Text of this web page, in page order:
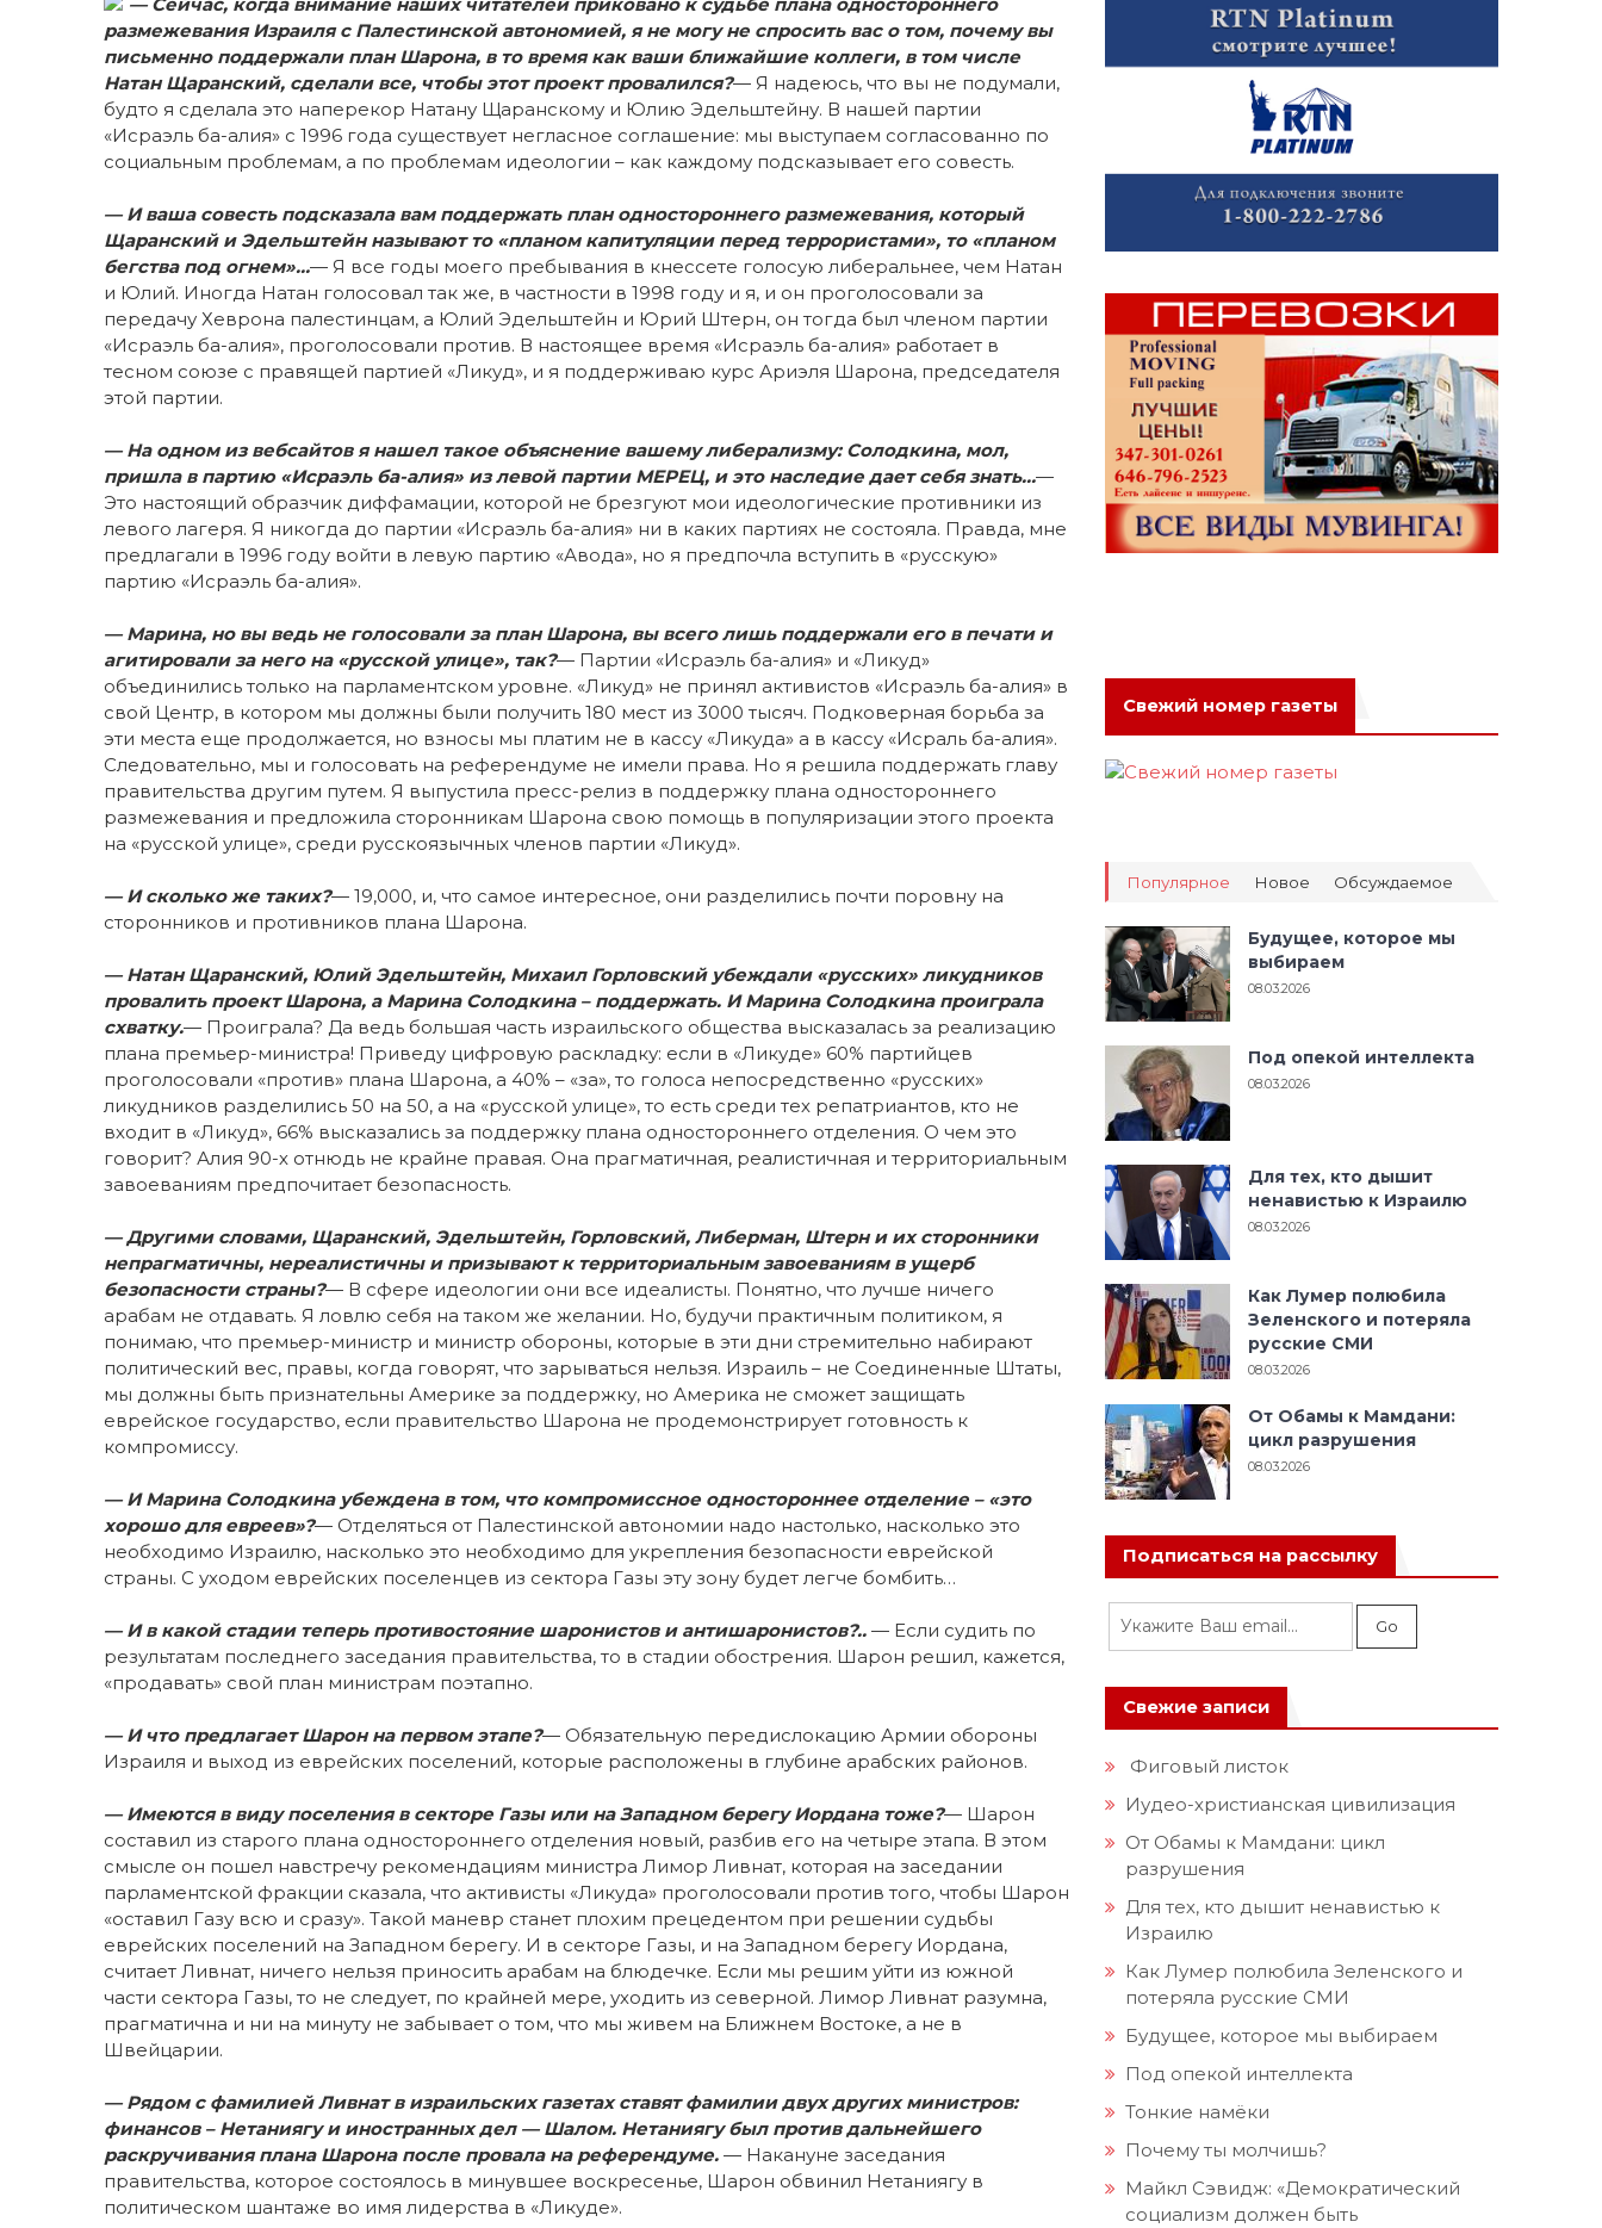
размежевания Израиля с Палестинской автономией, я не могу не спросить вас о том, почему вы
письменно поддержали план Шарона, в то время как ваши ближайшие коллеги, в том числе
Натан Щаранский, сделали все, чтобы этот проект провалился?— Я надеюсь, что вы не подумали,
будто я сделала это наперекор Натану Щаранскому и Юлию Эдельштейну. В нашей партии
«Исраэль ба-алия» с 1996 года существует негласное соглашение: мы выступаем согласованно по
социальным проблемам, а по проблемам идеологии – как каждому подсказывает его совесть.
— И ваша совесть подсказала вам поддержать план одностороннего размежевания, который
Щаранский и Эдельштейн называют то «планом капитуляции перед террористами», то «планом
бегства под огнем»…— Я все годы моего пребывания в кнессете голосую либеральнее, чем Натан
и Юлий. Иногда Натан голосовал так же, в частности в 1998 году и я, и он проголосовали за
передачу Хеврона палестинцам, а Юлий Эдельштейн и Юрий Штерн, он тогда был членом партии
«Исраэль ба-алия», проголосовали против. В настоящее время «Исраэль ба-алия» работает в
тесном союзе с правящей партией «Ликуд», и я поддерживаю курс Ариэля Шарона, председателя
этой партии.
— На одном из вебсайтов я нашел такое объяснение вашему либерализму: Солодкина, мол,
пришла в партию «Исраэль ба-алия» из левой партии МЕРЕЦ, и это наследие дает себя знать…—
Это настоящий образчик диффамации, которой не брезгуют мои идеологические противники из
левого лагеря. Я никогда до партии «Исраэль ба-алия» ни в каких партиях не состояла. Правда, мне
предлагали в 1996 году войти в левую партию «Авода», но я предпочла вступить в «русскую»
партию «Исраэль ба-алия».
— Марина, но вы ведь не голосовали за план Шарона, вы всего лишь поддержали его в печати и
агитировали за него на «русской улице», так?— Партии «Исраэль ба-алия» и «Ликуд»
объединились только на парламентском уровне. «Ликуд» не принял активистов «Исраэль ба-алия» в
свой Центр, в котором мы должны были получить 180 мест из 3000 тысяч. Подковерная борьба за
эти места еще продолжается, но взносы мы платим не в кассу «Ликуда» а в кассу «Исраль ба-алия».
Следовательно, мы и голосовать на референдуме не имели права. Но я решила поддержать главу
правительства другим путем. Я выпустила пресс-релиз в поддержку плана одностороннего
размежевания и предложила сторонникам Шарона свою помощь в популяризации этого проекта
на «русской улице», среди русскоязычных членов партии «Ликуд».
— И сколько же таких?— 19,000, и, что самое интересное, они разделились почти поровну на
сторонников и противников плана Шарона.
— Натан Щаранский, Юлий Эдельштейн, Михаил Горловский убеждали «русских» ликудников
провалить проект Шарона, а Марина Солодкина – поддержать. И Марина Солодкина проиграла
схватку.— Проиграла? Да ведь большая часть израильского общества высказалась за реализацию
плана премьер-министра! Приведу цифровую раскладку: если в «Ликуде» 60% партийцев
проголосовали «против» плана Шарона, а 40% – «за», то голоса непосредственно «русских»
ликудников разделились 50 на 50, а на «русской улице», то есть среди тех репатриантов, кто не
входит в «Ликуд», 66% высказались за поддержку плана одностороннего отделения. О чем это
говорит? Алия 90-х отнюдь не крайне правая. Она прагматичная, реалистичная и территориальным
завоеваниям предпочитает безопасность.
— Другими словами, Щаранский, Эдельштейн, Горловский, Либерман, Штерн и их сторонники
непрагматичны, нереалистичны и призывают к территориальным завоеваниям в ущерб
безопасности страны?— В сфере идеологии они все идеалисты. Понятно, что лучше ничего
арабам не отдавать. Я ловлю себя на таком же желании. Но, будучи практичным политиком, я
понимаю, что премьер-министр и министр обороны, которые в эти дни стремительно набирают
политический вес, правы, когда говорят, что зарываться нельзя. Израиль – не Соединенные Штаты,
мы должны быть признательны Америке за поддержку, но Америка не сможет защищать
еврейское государство, если правительство Шарона не продемонстрирует готовность к
компромиссу.
— И Марина Солодкина убеждена в том, что компромиссное одностороннее отделение – «это
хорошо для евреев»?— Отделяться от Палестинской автономии надо настолько, насколько это
необходимо Израилю, насколько это необходимо для укрепления безопасности еврейской
страны. С уходом еврейских поселенцев из сектора Газы эту зону будет легче бомбить…
— И в какой стадии теперь противостояние шаронистов и антишаронистов?.. — Если судить по
результатам последнего заседания правительства, то в стадии обострения. Шарон решил, кажется,
«продавать» свой план министрам поэтапно.
— И что предлагает Шарон на первом этапе?— Обязательную передислокацию Армии обороны
Израиля и выход из еврейских поселений, которые расположены в глубине арабских районов.
— Имеются в виду поселения в секторе Газы или на Западном берегу Иордана тоже?— Шарон
составил из старого плана одностороннего отделения новый, разбив его на четыре этапа. В этом
смысле он пошел навстречу рекомендациям министра Лимор Ливнат, которая на заседании
парламентской фракции сказала, что активисты «Ликуда» проголосовали против того, чтобы Шарон
«оставил Газу всю и сразу». Такой маневр станет плохим прецедентом при решении судьбы
еврейских поселений на Западном берегу. И в секторе Газы, и на Западном берегу Иордана,
считает Ливнат, ничего нельзя приносить арабам на блюдечке. Если мы решим уйти из южной
части сектора Газы, то не следует, по крайней мере, уходить из северной. Лимор Ливнат разумна,
прагматична и ни на минуту не забывает о том, что мы живем на Ближнем Востоке, а не в
Швейцарии.
— Рядом с фамилией Ливнат в израильских газетах ставят фамилии двух других министров:
финансов – Нетаниягу и иностранных дел — Шалом. Нетаниягу был против дальнейшего
раскручивания плана Шарона после провала на референдуме. — Накануне заседания
правительства, которое состоялось в минувшее воскресенье, Шарон обвинил Нетаниягу в
политическом шантаже во имя лидерства в «Ликуде».
Свежий номер газеты
Популярное Новое Обсуждаемое
Будущее, которое мы
выбираем
08.03.2026
Под опекой интеллекта
08.03.2026
Для тех, кто дышит
ненавистью к Израилю
08.03.2026
Как Лумер полюбила
Зеленского и потеряла
русские СМИ
08.03.2026
От Обамы к Мамдани:
цикл разрушения
08.03.2026
Подписаться на рассылку
Свежие записи
Фиговый листок
Иудео-христианская цивилизация
От Обамы к Мамдани: цикл
разрушения
Для тех, кто дышит ненавистью к
Израилю
Как Лумер полюбила Зеленского и
потеряла русские СМИ
Будущее, которое мы выбираем
Под опекой интеллекта
Тонкие намёки
Почему ты молчишь?
Майкл Сэвидж: «Демократический
социализм должен быть